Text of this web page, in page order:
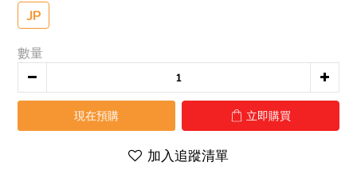
JP
數量
現在預購 立即購買
加入追蹤清單